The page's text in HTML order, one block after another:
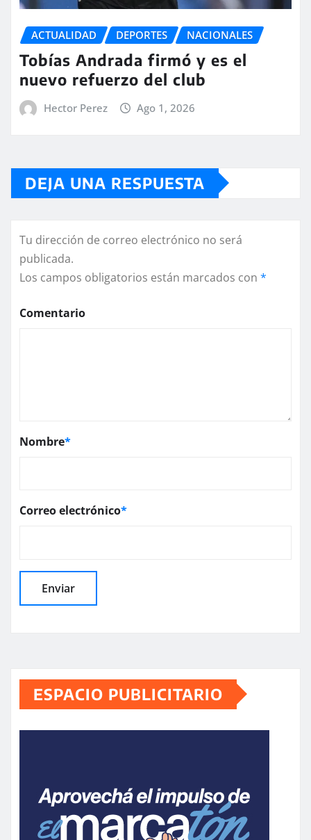
ACTUALIDAD DEPORTES NACIONALES
Tobías Andrada firmó y es el
nuevo refuerzo del club
Hector Perez Ago 1, 2026
DEJA UNA RESPUESTA
Tu dirección de correo electrónico no será
publicada.
Los campos obligatorios están marcados con *
Comentario
Nombre*
Correo electrónico*
ESPACIO PUBLICITARIO